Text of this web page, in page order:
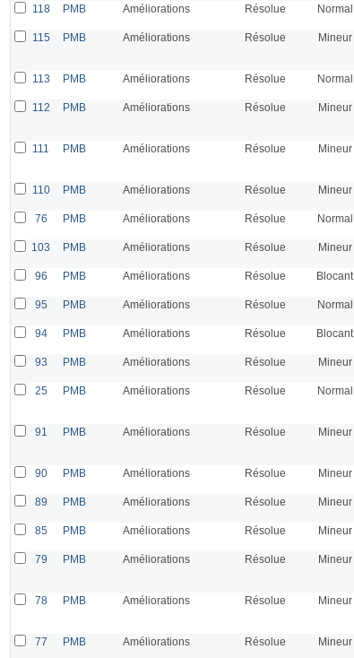
118 PMB Améliorations Résolue Normal
115 PMB Améliorations Résolue Mineur
113 PMB Améliorations Résolue Normal
112 PMB Améliorations Résolue Mineur
111 PMB Améliorations Résolue Mineur
110 PMB Améliorations Résolue Mineur
76 PMB Améliorations Résolue Normal
103 PMB Améliorations Résolue Mineur
96 PMB Améliorations Résolue Blocant
95 PMB Améliorations Résolue Normal
94 PMB Améliorations Résolue Blocant
93 PMB Améliorations Résolue Mineur
25 PMB Améliorations Résolue Normal
91 PMB Améliorations Résolue Mineur
90 PMB Améliorations Résolue Mineur
89 PMB Améliorations Résolue Mineur
85 PMB Améliorations Résolue Mineur
79 PMB Améliorations Résolue Mineur
78 PMB Améliorations Résolue Mineur
77 PMB Améliorations Résolue Mineur